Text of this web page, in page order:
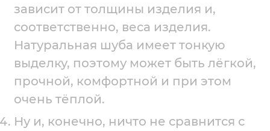
зависит от толщины изделия и,
соответственно, веса изделия.
Натуральная шуба имеет тонкую
выделку, поэтому может быть лёгкой,
прочной, комфортной и при этом
очень тёплой.
Ну и, конечно, ничто не сравнится с